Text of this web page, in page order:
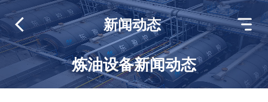
炼油设备新闻动态
新闻动态